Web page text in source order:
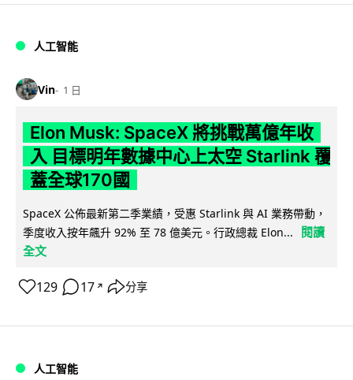
人工智能
Vin 1 日
Elon Musk: SpaceX 將挑戰萬億年收
入 目標明年數據中心上太空 Starlink 覆
蓋全球170國
SpaceX 公佈最新第二季業績，受惠 Starlink 與 AI 業務帶動，
季度收入按年飆升 92% 至 78 億美元。行政總裁 Elon...
閱讀
全文
129 17 ↗ 分享
人工智能